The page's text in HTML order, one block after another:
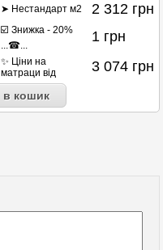
➤ Нестандарт м2 2 312 грн
☑️ Знижка - 20%
...☎...
1 грн
✨ Ціни на
матраци від
3 074 грн